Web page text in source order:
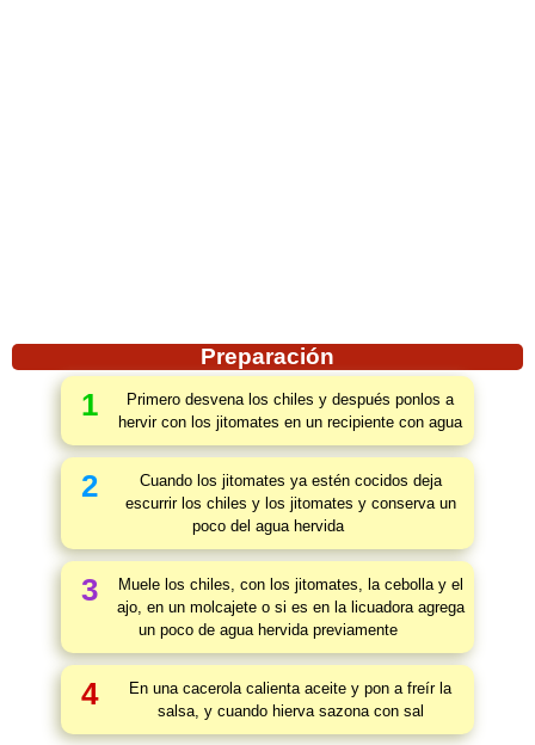
Preparación
1
Primero desvena los chiles y después ponlos a
hervir con los jitomates en un recipiente con agua
2
Cuando los jitomates ya estén cocidos deja
escurrir los chiles y los jitomates y conserva un
poco del agua hervida
3
Muele los chiles, con los jitomates, la cebolla y el
ajo, en un molcajete o si es en la licuadora agrega
un poco de agua hervida previamente
4
En una cacerola calienta aceite y pon a freír la
salsa, y cuando hierva sazona con sal